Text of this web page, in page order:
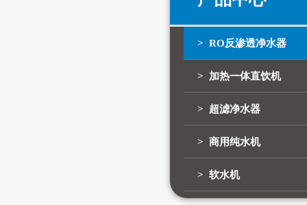
> RO反渗透净水器
> 加热一体直饮机
> 超滤净水器
> 商用纯水机
> 软水机